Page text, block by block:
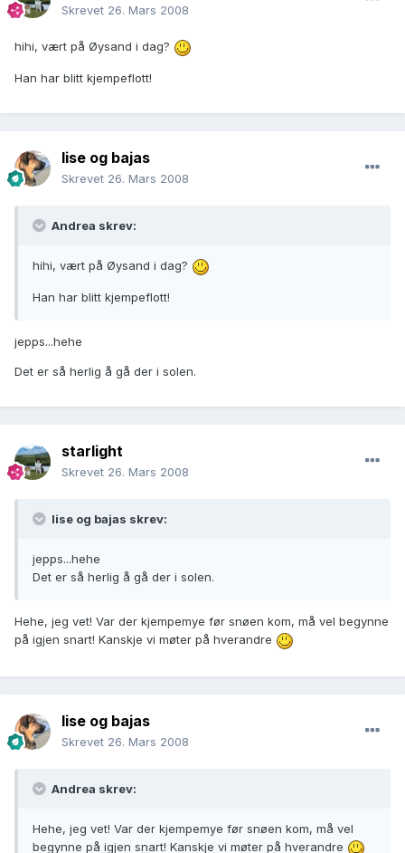
Skrevet 26. Mars 2008
hihi, vært på Øysand i dag?
Han har blitt kjempeflott!
lise og bajas
Skrevet 26. Mars 2008
Andrea skrev:
hihi, vært på Øysand i dag?
Han har blitt kjempeflott!
jepps...hehe
Det er så herlig å gå der i solen.
starlight
Skrevet 26. Mars 2008
lise og bajas skrev:
jepps...hehe
Det er så herlig å gå der i solen.
Hehe, jeg vet! Var der kjempemye før snøen kom, må vel begynne
på igjen snart! Kanskje vi møter på hverandre
lise og bajas
Skrevet 26. Mars 2008
Andrea skrev:
Hehe, jeg vet! Var der kjempemye før snøen kom, må vel
begynne på igjen snart! Kanskje vi møter på hverandre